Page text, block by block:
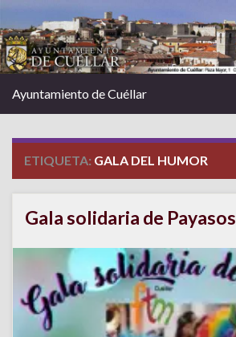
Ayuntamiento de Cuéllar
ETIQUETA: GALA DEL HUMOR
Gala solidaria de Payasos